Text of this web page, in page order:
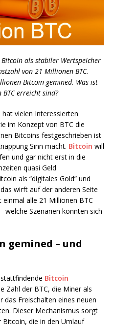
als stabiler Wertspeicher
von 21 Millionen BTC.
Bitcoin gemined. Was ist
erreicht sind?
vielen Interessierten
im Konzept von BTC die
Bitcoins festgeschrieben ist
Sinn macht. Bitcoin will
und gar nicht erst in die
quasi Geld
als “digitales Gold” und
wirft auf der anderen Seite
alle 21 Millionen BTC
welche Szenarien könnten sich
gemined – und
Bitcoin
Zahl der BTC, die Miner als
das Freischalten eines neuen
Dieser Mechanismus sorgt
Bitcoin, die in den Umlauf